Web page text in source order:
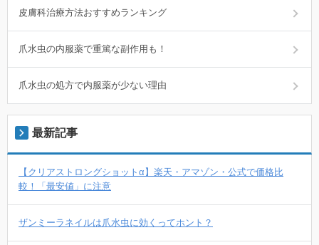
皮膚科治療方法おすすめランキング
爪水虫の内服薬で重篤な副作用も！
爪水虫の処方で内服薬が少ない理由
最新記事
【クリアストロングショットα】楽天・アマゾン・公式で価格比
較！「最安値」に注意
ザンミーラネイルは爪水虫に効くってホント？